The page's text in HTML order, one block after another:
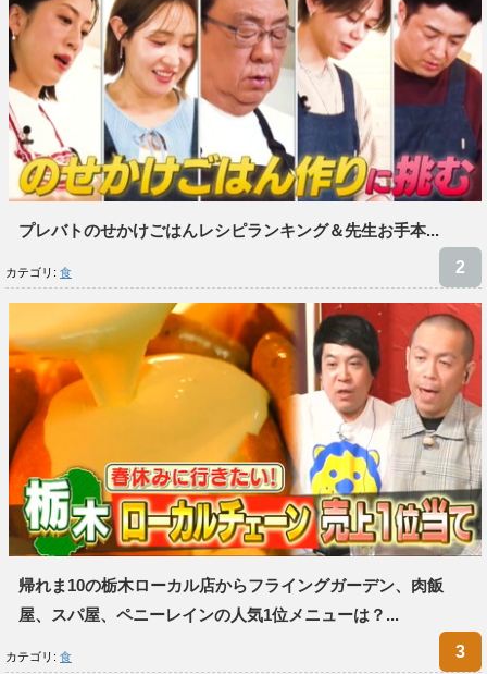
プレバトのせかけごはんレシピランキング＆先生お手本...
カテゴリ: 食
帰れま10の栃木ローカル店からフライングガーデン、肉飯
屋、スパ屋、ペニーレインの人気1位メニューは？...
カテゴリ: 食